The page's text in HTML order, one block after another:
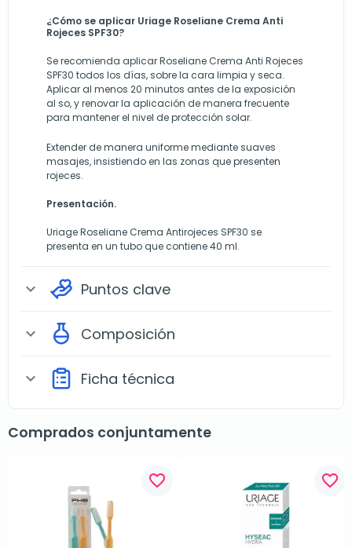
¿Cómo se aplicar Uriage Roseliane Crema Anti
Rojeces SPF30?
Se recomienda aplicar Roseliane Crema Anti Rojeces
SPF30 todos los días, sobre la cara limpia y seca.
Aplicar al menos 20 minutos antes de la exposición
al so, y renovar la aplicación de manera frecuente
para mantener el nivel de protección solar.
Extender de manera uniforme mediante suaves
masajes, insistiendo en las zonas que presenten
rojeces.
Presentación.
Uriage Roseliane Crema Antirojeces SPF30 se
presenta en un tubo que contiene 40 ml.
expand_more Puntos clave
expand_more Composición
expand_more Ficha técnica
Comprados conjuntamente
favorite_border favorite_border